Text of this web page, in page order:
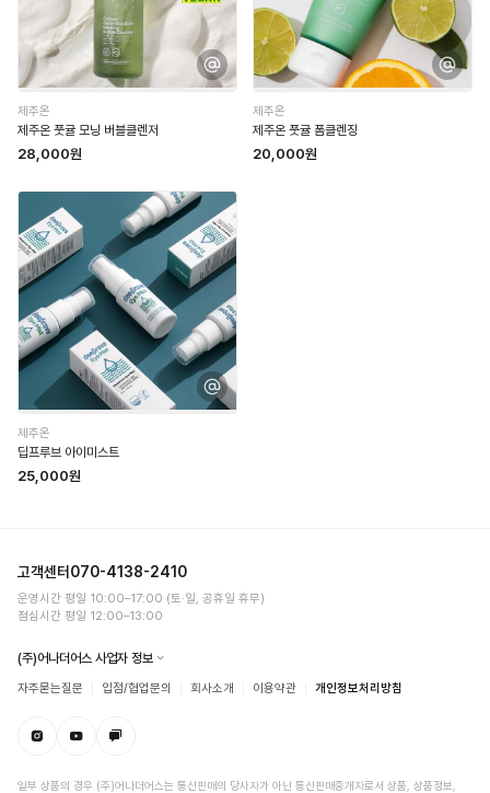
제주온
제주온 풋귤 모닝 버블클렌저
28,000원
제주온
제주온 풋귤 폼클렌징
20,000원
제주온
딥프루브 아이미스트
25,000원
고객센터 070-4138-2410
운영시간 평일 10:00–17:00 (토·일, 공휴일 휴무)
점심시간 평일 12:00–13:00
(주)어나더어스 사업자 정보
자주묻는질문 입점/협업문의 회사소개 이용약관 개인정보처리방침
일부 상품의 경우 (주)어나더어스는 통신판매의 당사자가 아닌 통신판매중개자로서 상품, 상품정보,